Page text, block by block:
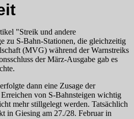
"Streik und andere
zu S‑Bahn-Stationen, die gleichzeitig
(MVG) während der Warnstreiks
der März-Aus­gabe gab es
dann eine Zusage der
von S‑Bahnsteigen wichtig
mehr stillgelegt werden. Tatsächlich
in Giesing am 27./28. Februar in